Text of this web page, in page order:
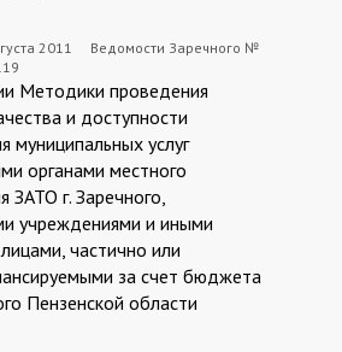
2011
Ведомости Заречного №
Методики проведения
и доступности
муниципальных услуг
органами местного
ЗАТО г. Заречного,
учреждениями и иными
частично или
за счет бюджета
Пензенской области